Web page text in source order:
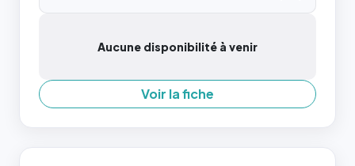
Aucune disponibilité à venir
Voir la fiche